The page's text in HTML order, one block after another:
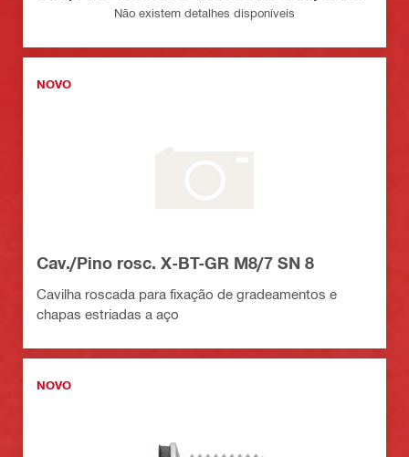
Não existem detalhes disponíveis
NOVO
Cav./Pino rosc. X-BT-GR M8/7 SN 8
Cavilha roscada para fixação de gradeamentos e
chapas estriadas a aço
NOVO